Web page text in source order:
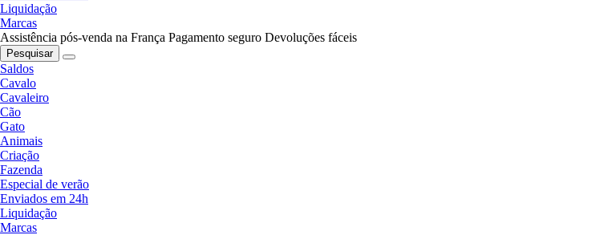
Liquidação
Marcas
Assistência pós-venda na França Pagamento seguro Devoluções fáceis
Pesquisar
Saldos
Cavalo
Cavaleiro
Cão
Gato
Animais
Criação
Fazenda
Especial de verão
Enviados em 24h
Liquidação
Marcas